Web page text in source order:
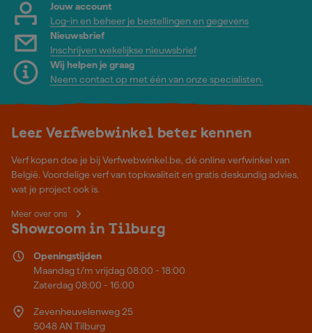
Jouw account
Log-in en beheer je bestellingen en gegevens
Nieuwsbrief
Inschrijven wekelijkse nieuwsbrief
Wij helpen je graag
Neem contact op met één van onze specialisten.
Leer Verfwebwinkel beter kennen
Verf kopen doe je bij Verfwebwinkel.be, dé online verfwinkel van
België. Voordelige verf van topkwaliteit en gratis deskundig advies,
wat je project ook is.
Meer over ons
Showroom in Tilburg
Openingstijden
Maandag t/m vrijdag 08:00 - 18:00
Zaterdag 08:00 - 16:00
Zevenheuvelenweg 25
5048 AN Tilburg